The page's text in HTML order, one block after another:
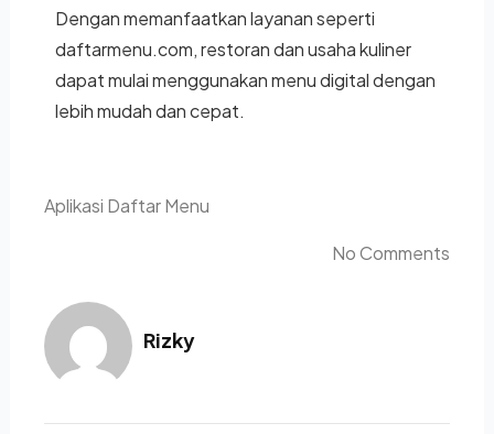
Dengan memanfaatkan layanan seperti
daftarmenu.com, restoran dan usaha kuliner
dapat mulai menggunakan menu digital dengan
lebih mudah dan cepat.
Aplikasi Daftar Menu
No Comments
Rizky